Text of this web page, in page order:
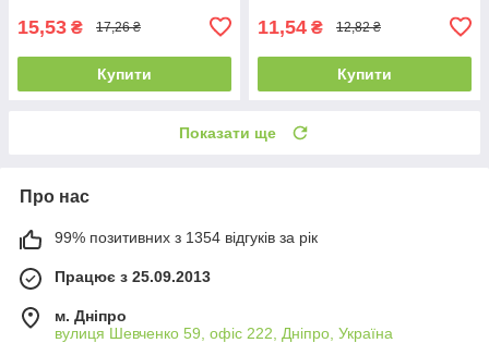
15,53 ₴ 17,26 ₴
Купити
11,54 ₴ 12,82 ₴
Купити
Показати ще
Про нас
99% позитивних з 1354 відгуків за рік
Працює з 25.09.2013
м. Дніпро
вулиця Шевченко 59, офіс 222, Дніпро, Україна